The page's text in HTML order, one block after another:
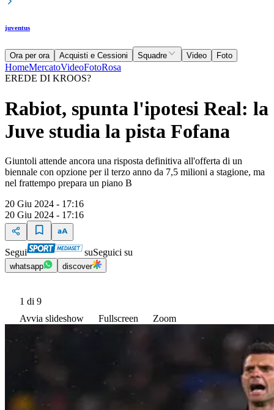
juventus
Ora per ora Acquisti e Cessioni Squadre Video Foto
HomeMercatoVideoFotoRosa
EREDE DI KROOS?
Rabiot, spunta l'ipotesi Real: la
Juve studia la pista Fofana
Giuntoli attende ancora una risposta definitiva all'offerta di un
biennale con opzione per il terzo anno da 7,5 milioni a stagione, ma
nel frattempo prepara un piano B
20 Giu 2024 - 17:16
20 Giu 2024 - 17:16
Segui suSeguici su
whatsapp discover
1 di 9
Avvia slideshow
Fullscreen Zoom